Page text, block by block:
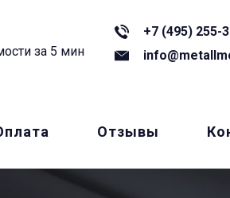
за 5 мин
+7 (495) 255-
Отзывы